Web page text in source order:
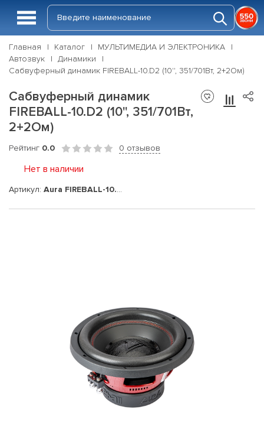
Главная Каталог
МУЛЬТИМЕДИА И ЭЛЕКТРОНИКА
Автозвук
Динамики
Сабвуферный динамик FIREBALL-10.D2 (10'', 351/701Вт, 2+2Ом)
Сабвуферный динамик
FIREBALL-10.D2 (10'', 351/701Вт,
2+2Ом)
Рейтинг 0.0 0 отзывов
Нет в наличии
Артикул: Aura FIREBALL-10.D2